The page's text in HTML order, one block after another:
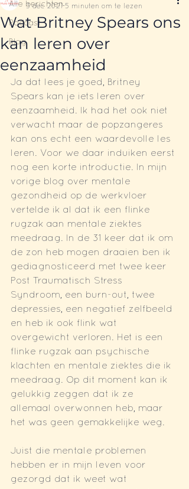
Alle berichten
Podcast
Blog
Wat Britney Spears ons
kan leren over
eenzaamheid
3 dec 2021 5 minuten om te lezen
Ja dat lees je goed, Britney
Spears kan je iets leren over
eenzaamheid. Ik had het ook niet
verwacht maar de popzangeres
kan ons echt een waardevolle les
leren. Voor we daar induiken eerst
nog een korte introductie. In mijn
vorige blog over mentale
gezondheid op de werkvloer
vertelde ik al dat ik een flinke
rugzak aan mentale ziektes
meedraag. In de 31 keer dat ik om
de zon heb mogen draaien ben ik
gediagnosticeerd met twee keer
Post Traumatisch Stress
Syndroom, een burn-out, twee
depressies, een negatief zelfbeeld
en heb ik ook flink wat
overgewicht verloren. Het is een
flinke rugzak aan psychische
klachten en mentale ziektes die ik
meedraag. Op dit moment kan ik
gelukkig zeggen dat ik ze
allemaal overwonnen heb, maar
het was geen gemakkelijke weg.
Juist die mentale problemen
hebben er in mijn leven voor
gezorgd dat ik weet wat